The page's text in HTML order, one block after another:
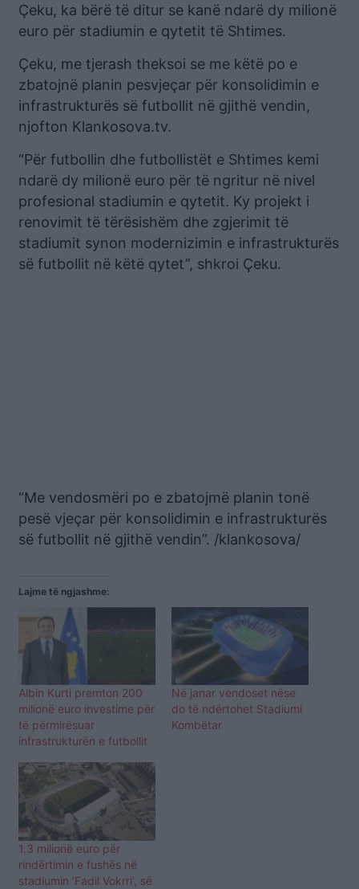
Çeku, ka bërë të ditur se kanë ndarë dy milionë
euro për stadiumin e qytetit të Shtimes.
Çeku, me tjerash theksoi se me këtë po e
zbatojnë planin pesvjeçar për konsolidimin e
infrastrukturës së futbollit në gjithë vendin,
njofton Klankosova.tv.
“Për futbollin dhe futbollistët e Shtimes kemi
ndarë dy milionë euro për të ngritur në nivel
profesional stadiumin e qytetit. Ky projekt i
renovimit të tërësishëm dhe zgjerimit të
stadiumit synon modernizimin e infrastrukturës
së futbollit në këtë qytet”, shkroi Çeku.
“Me vendosmëri po e zbatojmë planin tonë
pesë vjeçar për konsolidimin e infrastrukturës
së futbollit në gjithë vendin”. /klankosova/
Lajme të ngjashme:
Albin Kurti premton 200
milionë euro investime për
të përmirësuar
infrastrukturën e futbollit
Në janar vendoset nëse
do të ndërtohet Stadiumi
Kombëtar
1.3 milionë euro për
rindërtimin e fushës në
stadiumin ‘Fadil Vokrri’, së